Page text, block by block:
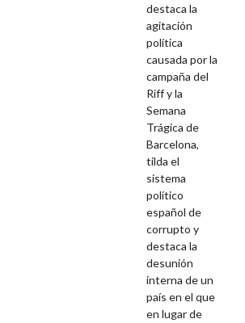
destaca la
agitación
política
causada por la
campaña del
Riff y la
Semana
Trágica de
Barcelona,
tilda el
sistema
político
español de
corrupto y
destaca la
desunión
interna de un
país en el que
en lugar de